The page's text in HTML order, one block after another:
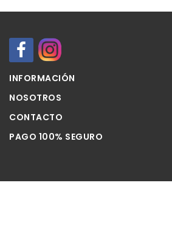
INFORMACIÓN
NOSOTROS
CONTACTO
PAGO 100% SEGURO